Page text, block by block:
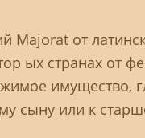
Majorat от
ых странах от
имущество,
сыну или к